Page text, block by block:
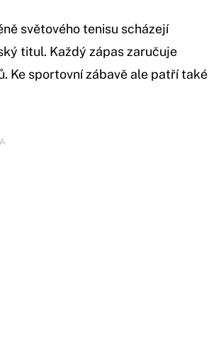
světového tenisu scházejí
titul. Každý zápas zaručuje
Ke sportovní zábavě ale patří také